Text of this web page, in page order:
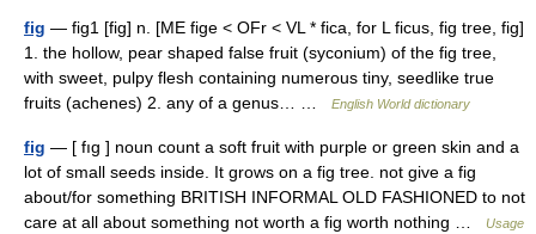
fig — fig1 [fig] n. [ME fige < OFr < VL * fica, for L ficus, fig tree, fig]
1. the hollow, pear shaped false fruit (syconium) of the fig tree,
with sweet, pulpy flesh containing numerous tiny, seedlike true
fruits (achenes) 2. any of a genus… …
English World dictionary
fig — [ fıg ] noun count a soft fruit with purple or green skin and a
lot of small seeds inside. It grows on a fig tree. not give a fig
about/for something BRITISH INFORMAL OLD FASHIONED to not
care at all about something not worth a fig worth nothing …
Usage